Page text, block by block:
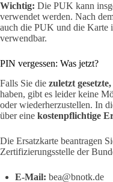
Wichtig: Die PUK kann
verwendet werden. Nach
auch die PUK und die Karte
verwendbar.
PIN vergessen: Was jetzt?
Falls Sie die zuletzt
haben, gibt es leider keine
oder wiederherzustellen. In
über eine kostenpflichtige
Die Ersatzkarte beantragen
Zertifizierungsstelle der
E-Mail: bea@bnotk.de